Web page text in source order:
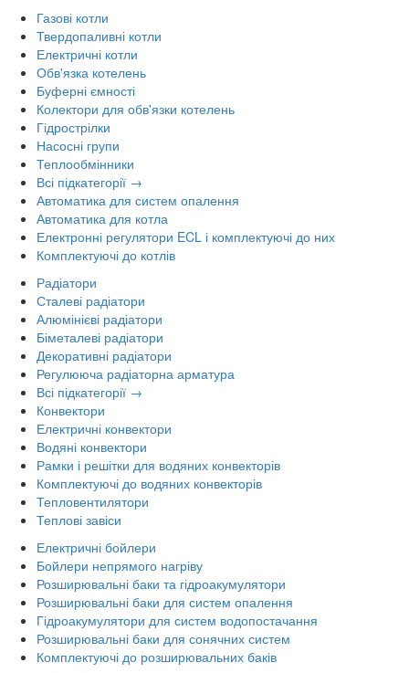
Газові котли
Твердопаливні котли
Електричні котли
Обв'язка котелень
Буферні ємності
Колектори для обв'язки котелень
Гідрострілки
Насосні групи
Теплообмінники
Всі підкатегорії →
Автоматика для систем опалення
Автоматика для котла
Електронні регулятори ECL і комплектуючі до них
Комплектуючі до котлів
Радіатори
Сталеві радіатори
Алюмінієві радіатори
Біметалеві радіатори
Декоративні радіатори
Регулююча радіаторна арматура
Всі підкатегорії →
Конвектори
Електричні конвектори
Водяні конвектори
Рамки і решітки для водяних конвекторів
Комплектуючі до водяних конвекторів
Тепловентилятори
Теплові завіси
Електричні бойлери
Бойлери непрямого нагріву
Розширювальні баки та гідроакумулятори
Розширювальні баки для систем опалення
Гідроакумулятори для систем водопостачання
Розширювальні баки для сонячних систем
Комплектуючі до розширювальних баків